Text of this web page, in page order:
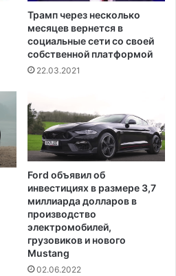
Трамп через несколько
месяцев вернется в
социальные сети со своей
собственной платформой
22.03.2021
Ford объявил об
инвестициях в размере 3,7
миллиарда долларов в
производство
электромобилей,
грузовиков и нового
Mustang
02.06.2022